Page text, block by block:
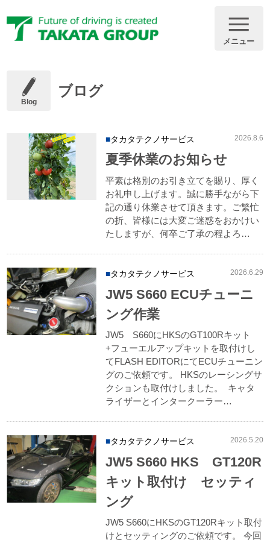
メニュー
Blog
ブログ
タカタテクノサービス 2026.8.6
夏季休業のお知らせ
平素は格別のお引き立てを賜り、厚く
お礼申し上げます。誠に勝手ながら下
記の通り休業させて頂きます。ご繁忙
の折、皆様には大変ご迷惑をおかけい
たしますが、何卒ご了承の程よろ…
タカタテクノサービス 2026.6.29
JW5 S660 ECUチューニ
ング作業
JW5 S660にHKSのGT100Rキット
+フューエルアップキットを取付けし
てFLASH EDITORにてECUチューニン
グのご依頼です。 HKSのレーシングサ
クションも取付けしました。 キャタ
ライザーとインタークーラー…
タカタテクノサービス 2026.5.20
JW5 S660 HKS GT120R
キット取付け セッティ
ング
JW5 S660にHKSのGT120Rキット取付
けとセッティングのご依頼です。 今回